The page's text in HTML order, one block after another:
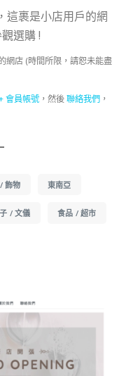
這裹是小店用戶的網
選購 !
網店 (時間所限，請恕未能盡
會員帳號 ，然後聯絡我們 ，
飾物 東南亞
/ 文儀 食品 / 超市